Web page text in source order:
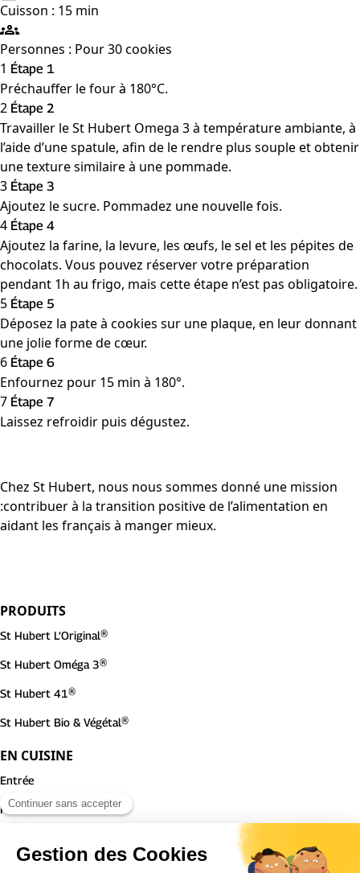
Cuisson : 15 min
Personnes : Pour 30 cookies
1 Étape 1
Préchauffer le four à 180°C.
2 Étape 2
Travailler le St Hubert Omega 3 à température ambiante, à
l’aide d’une spatule, afin de le rendre plus souple et obtenir
une texture similaire à une pommade.
3 Étape 3
Ajoutez le sucre. Pommadez une nouvelle fois.
4 Étape 4
Ajoutez la farine, la levure, les œufs, le sel et les pépites de
chocolats. Vous pouvez réserver votre préparation
pendant 1h au frigo, mais cette étape n’est pas obligatoire.
5 Étape 5
Déposez la pate à cookies sur une plaque, en leur donnant
une jolie forme de cœur.
6 Étape 6
Enfournez pour 15 min à 180°.
7 Étape 7
Laissez refroidir puis dégustez.
Chez St Hubert, nous nous sommes donné une mission
:contribuer à la transition positive de l’alimentation en
aidant les français à manger mieux.
PRODUITS
St Hubert L’Original®
St Hubert Oméga 3®
St Hubert 41®
St Hubert Bio & Végétal®
EN CUISINE
Entrée
Plat